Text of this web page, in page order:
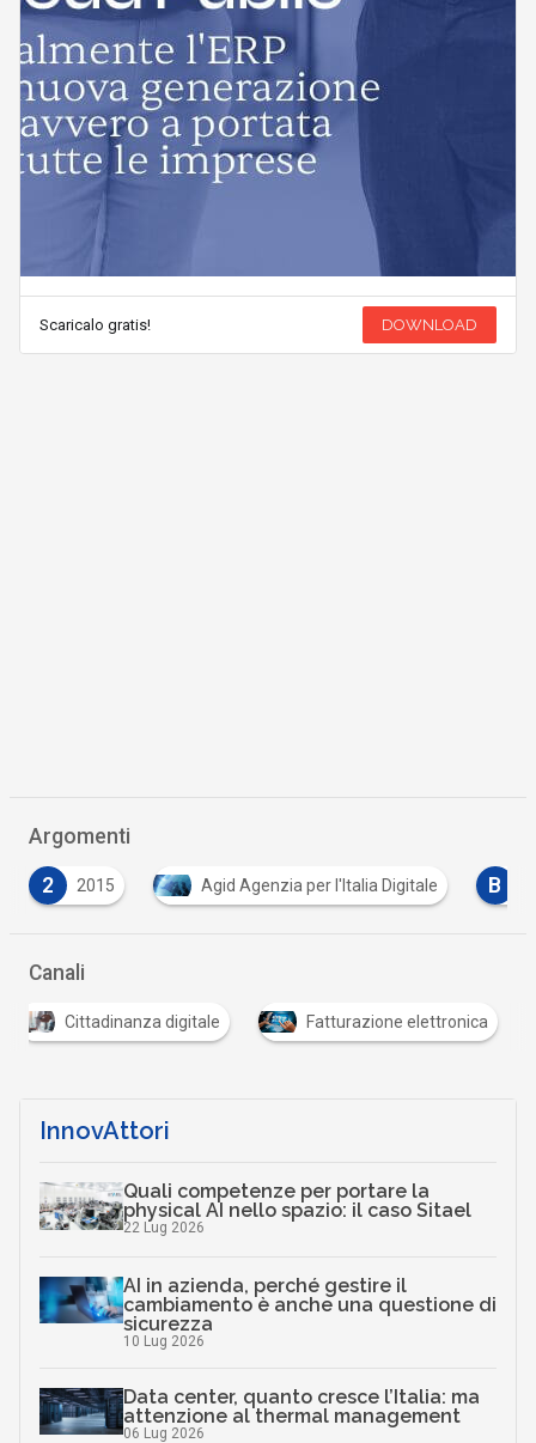
Scaricalo gratis! DOWNLOAD
Argomenti
Agid Agenzia per l'Italia Digitale B B2B C
Canali
Cittadinanza digitale Fatturazione elettronica
InnovAttori
Quali competenze per portare la
physical AI nello spazio: il caso Sitael
22 Lug 2026
AI in azienda, perché gestire il
cambiamento è anche una questione di
sicurezza
10 Lug 2026
Data center, quanto cresce l’Italia: ma
attenzione al thermal management
06 Lug 2026